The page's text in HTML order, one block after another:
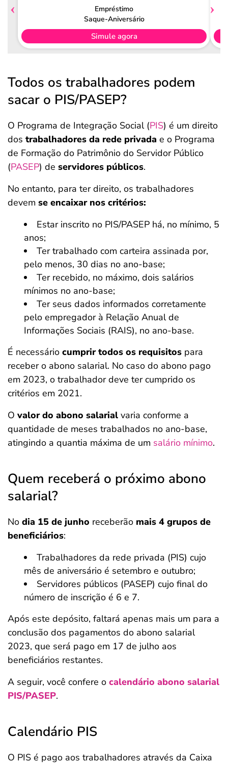
Empréstimo
Saque-Aniversário
Simule agora
Todos os trabalhadores podem
sacar o PIS/PASEP?
O Programa de Integração Social (PIS) é um direito
dos trabalhadores da rede privada e o Programa
de Formação do Patrimônio do Servidor Público
(PASEP) de servidores públicos.
No entanto, para ter direito, os trabalhadores
devem se encaixar nos critérios:
Estar inscrito no PIS/PASEP há, no mínimo, 5
anos;
Ter trabalhado com carteira assinada por,
pelo menos, 30 dias no ano-base;
Ter recebido, no máximo, dois salários
mínimos no ano-base;
Ter seus dados informados corretamente
pelo empregador à Relação Anual de
Informações Sociais (RAIS), no ano-base.
É necessário cumprir todos os requisitos para
receber o abono salarial. No caso do abono pago
em 2023, o trabalhador deve ter cumprido os
critérios em 2021.
O valor do abono salarial varia conforme a
quantidade de meses trabalhados no ano-base,
atingindo a quantia máxima de um salário mínimo.
Quem receberá o próximo abono
salarial?
No dia 15 de junho receberão mais 4 grupos de
beneficiários:
Trabalhadores da rede privada (PIS) cujo
mês de aniversário é setembro e outubro;
Servidores públicos (PASEP) cujo final do
número de inscrição é 6 e 7.
Após este depósito, faltará apenas mais um para a
conclusão dos pagamentos do abono salarial
2023, que será pago em 17 de julho aos
beneficiários restantes.
A seguir, você confere o calendário abono salarial
PIS/PASEP.
Calendário PIS
O PIS é pago aos trabalhadores através da Caixa